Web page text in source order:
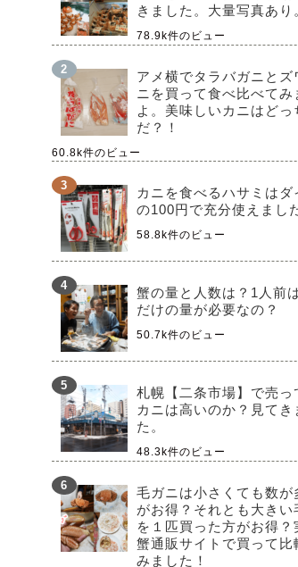
きました。大量写真あり
78.9k件のビュー
アメ横でタラバガニとズ
ニを買って食べ比べてみ
よ。美味しいカニはどっ
だ？！
60.8k件のビュー
カニを食べるハサミはダ
の100円で充分使えまし
58.8k件のビュー
蟹の量と人数は？1人前
だけの量が必要なの？
50.7k件のビュー
札幌【二条市場】で売っ
カニは高いのか？見てき
た。
48.3k件のビュー
毛ガニは小さくても数が
がお得？それとも大きい
を１匹買った方がお得？
蟹通販サイトで買って比
みました！